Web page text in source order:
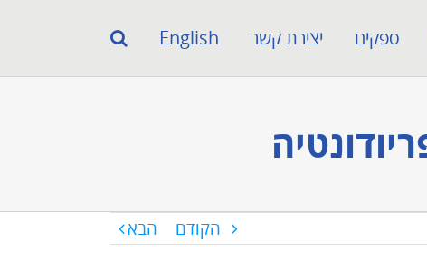
ספקים יצירת קשר English
הקודם הבא